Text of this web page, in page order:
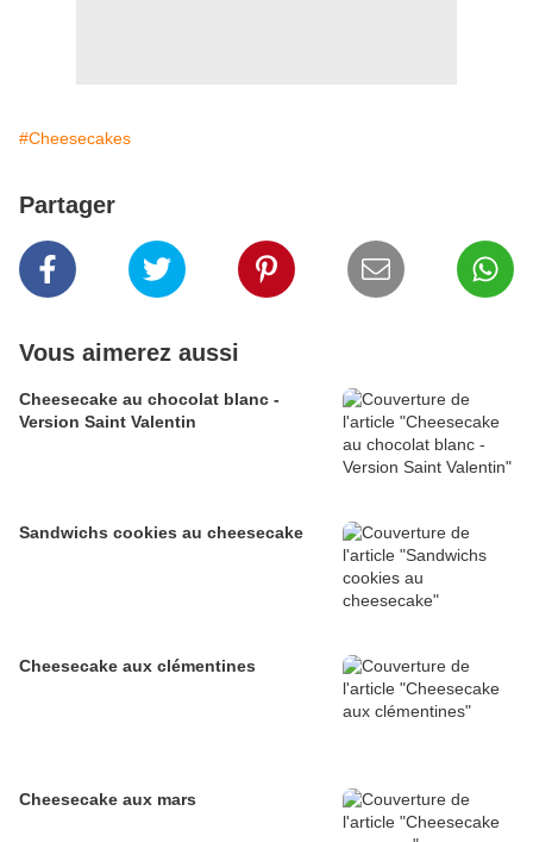
#Cheesecakes
Partager
Vous aimerez aussi
Cheesecake au chocolat blanc -
Version Saint Valentin
Sandwichs cookies au cheesecake
Cheesecake aux clémentines
Cheesecake aux mars